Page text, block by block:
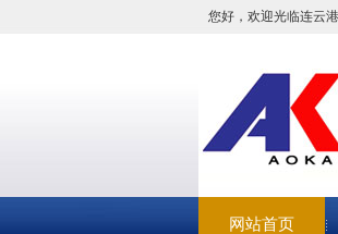
您好，欢迎光临连云
网站首页